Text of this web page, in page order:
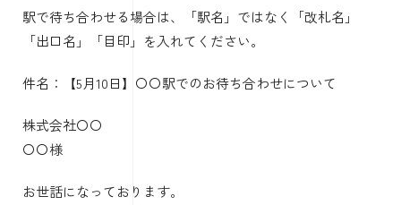
駅で待ち合わせる場合は、「駅名」ではなく「改札名」
「出口名」「目印」を入れてください。
件名：【5月10日】〇〇駅でのお待ち合わせについて
株式会社〇〇
〇〇様
お世話になっております。